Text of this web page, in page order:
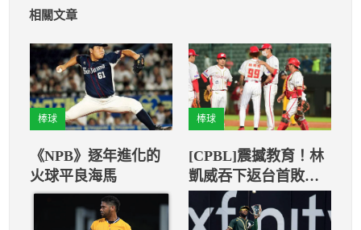
相關文章
棒球
《NPB》逐年進化的
火球平良海馬
棒球
[CPBL]震撼教育！林
凱威吞下返台首敗
防禦率暴漲至9.00